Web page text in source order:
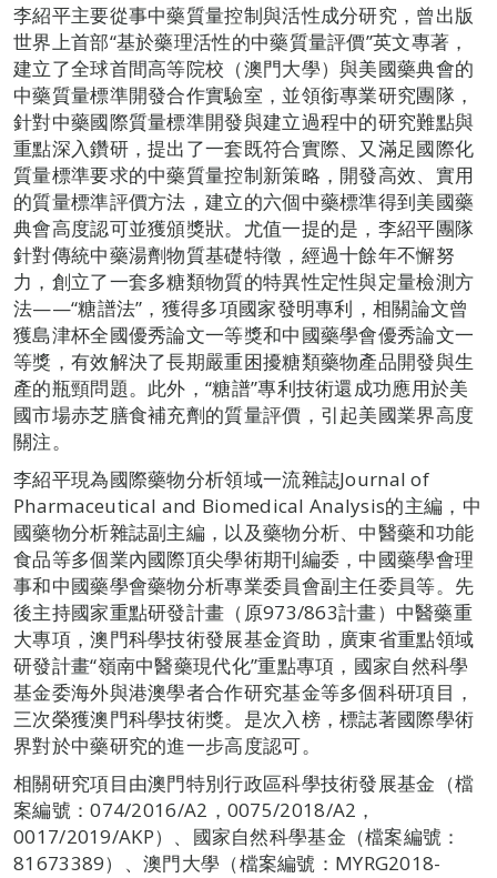
李紹平主要從事中藥質量控制與活性成分研究，曾出版
世界上首部“基於藥理活性的中藥質量評價”英文專著，
建立了全球首間高等院校（澳門大學）與美國藥典會的
中藥質量標準開發合作實驗室，並領銜專業研究團隊，
針對中藥國際質量標準開發與建立過程中的研究難點與
重點深入鑽研，提出了一套既符合實際、又滿足國際化
質量標準要求的中藥質量控制新策略，開發高效、實用
的質量標準評價方法，建立的六個中藥標準得到美國藥
典會高度認可並獲頒獎狀。尤值一提的是，李紹平團隊
針對傳統中藥湯劑物質基礎特徵，經過十餘年不懈努
力，創立了一套多糖類物質的特異性定性與定量檢測方
法——“糖譜法”，獲得多項國家發明專利，相關論文曾
獲島津杯全國優秀論文一等獎和中國藥學會優秀論文一
等獎，有效解決了長期嚴重困擾糖類藥物產品開發與生
產的瓶頸問題。此外，“糖譜”專利技術還成功應用於美
國市場赤芝膳食補充劑的質量評價，引起美國業界高度
關注。
李紹平現為國際藥物分析領域一流雜誌Journal of
Pharmaceutical and Biomedical Analysis的主編，中
國藥物分析雜誌副主編，以及藥物分析、中醫藥和功能
食品等多個業內國際頂尖學術期刊編委，中國藥學會理
事和中國藥學會藥物分析專業委員會副主任委員等。先
後主持國家重點研發計畫（原973/863計畫）中醫藥重
大專項，澳門科學技術發展基金資助，廣東省重點領域
研發計畫“嶺南中醫藥現代化”重點專項，國家自然科學
基金委海外與港澳學者合作研究基金等多個科研項目，
三次榮獲澳門科學技術獎。是次入榜，標誌著國際學術
界對於中藥研究的進一步高度認可。
相關研究項目由澳門特別行政區科學技術發展基金（檔
案編號：074/2016/A2，0075/2018/A2，
0017/2019/AKP）、國家自然科學基金（檔案編號：
81673389）、澳門大學（檔案編號：MYRG2018-